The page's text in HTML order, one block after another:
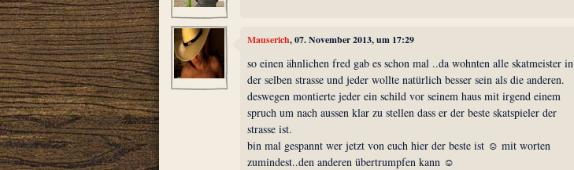
Mauserich, 07. November 2013, um 17:29
so einen ähnlichen fred gab es schon mal ..da wohnten alle skatmeister in
der selben strasse und jeder wollte natürlich besser sein als die anderen.
deswegen montierte jeder ein schild vor seinem haus mit irgend einem
spruch um nach aussen klar zu stellen dass er der beste skatspieler der
strasse ist.
bin mal gespannt wer jetzt von euch hier der beste ist ☺ mit worten
zumindest..den anderen übertrumpfen kann ☺